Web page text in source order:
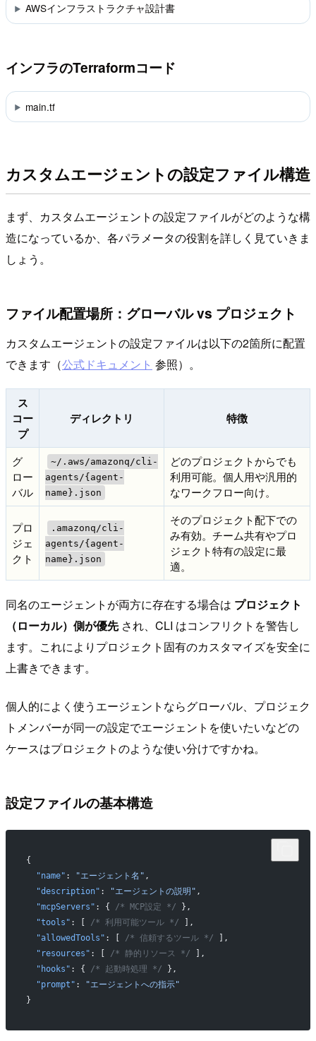
AWSインフラストラクチャ設計書
インフラのTerraformコード
main.tf
カスタムエージェントの設定ファイル構造
まず、カスタムエージェントの設定ファイルがどのような構
造になっているか、各パラメータの役割を詳しく見ていきま
しょう。
ファイル配置場所：グローバル vs プロジェクト
カスタムエージェントの設定ファイルは以下の2箇所に配置
できます（公式ドキュメント 参照）。
ス
コー
プ
ディレクトリ 特徴
グ
ロー
バル
~/.aws/amazonq/cli-
agents/{agent-
name}.json
どのプロジェクトからでも
利用可能。個人用や汎用的
なワークフロー向け。
プロ
ジェ
クト
.amazonq/cli-
agents/{agent-
name}.json
そのプロジェクト配下での
み有効。チーム共有やプロ
ジェクト特有の設定に最
適。
同名のエージェントが両方に存在する場合は プロジェクト
（ローカル）側が優先され、CLI はコンフリクトを警告し
ます。これによりプロジェクト固有のカスタマイズを安全に
上書きできます。
個人的によく使うエージェントならグローバル、プロジェク
トメンバーが同一の設定でエージェントを使いたいなどの
ケースはプロジェクトのような使い分けですかね。
設定ファイルの基本構造
{
  "name"
: "エージェント名" ,
  "description"
: "エージェントの説明" ,
  "mcpServers"
: { /* MCP設定 */ },
  "tools"
: [ /* 利用可能ツール */ ],
  "allowedTools"
: [ /* 信頼するツール */ ],
  "resources"
: [ /* 静的リソース */ ],
  "hooks"
: { /* 起動時処理 */ },
  "prompt"
:
"エージェントへの指示"
}